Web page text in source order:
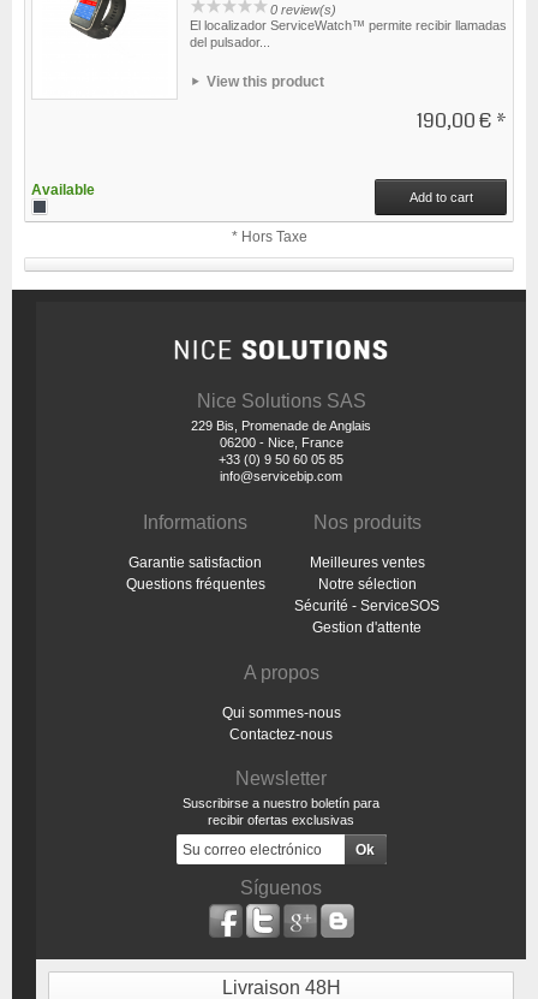
0 review(s)
El localizador ServiceWatch™ permite recibir llamadas
del pulsador...
View this product
190,00 € *
Available Add to cart
* Hors Taxe
Nice Solutions SAS
229 Bis, Promenade de Anglais
06200 - Nice, France
+33 (0) 9 50 60 05 85
info@servicebip.com
Informations
Garantie satisfaction
Questions fréquentes
Nos produits
Meilleures ventes
Notre sélection
Sécurité - ServiceSOS
Gestion d'attente
A propos
Qui sommes-nous
Contactez-nous
Newsletter
Suscribirse a nuestro boletín para
recibir ofertas exclusivas
Síguenos
Livraison 48H